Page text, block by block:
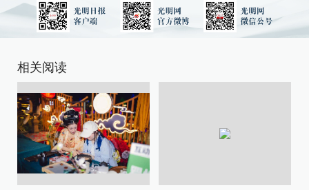
相关阅读